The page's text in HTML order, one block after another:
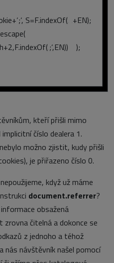
S=F.indexOf(‚ ‚+EN);
);
kteří přišli mimo
číslo dealera 1.
možno zjistit, kudy přišli
je přiřazeno číslo 0.
když už máme
document.referrer?
obsažená
čitelná a dokonce se
z jednoho a téhož
návštěvník našel pomocí